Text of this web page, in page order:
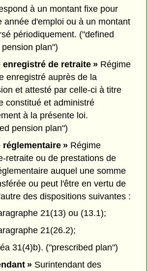
à un montant fixe pour
année d'emploi ou à un montant
périodiquement. ("defined
pension plan")
enregistré de retraite » Régime
enregistré auprès de la
et attesté par celle-ci à titre
constitué et administré
à la présente loi.
pension plan")
réglementaire » Régime
retraite ou de prestations de
auquel une somme
ou peut l'être en vertu de
des dispositions suivantes :
21(13) ou (13.1);
21(26.2);
31(4)b). ("prescribed plan")
» Surintendant des